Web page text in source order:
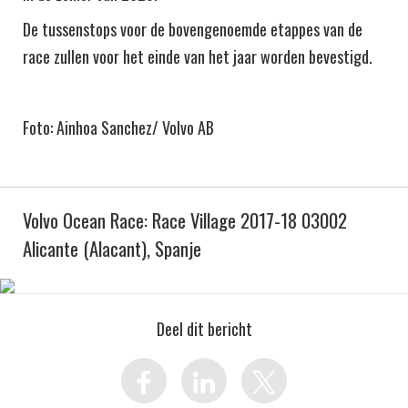
De tussenstops voor de bovengenoemde etappes van de
race zullen voor het einde van het jaar worden bevestigd.
Foto: Ainhoa Sanchez/ Volvo AB
Volvo Ocean Race: Race Village 2017-18 03002
Alicante (Alacant), Spanje
Deel dit bericht